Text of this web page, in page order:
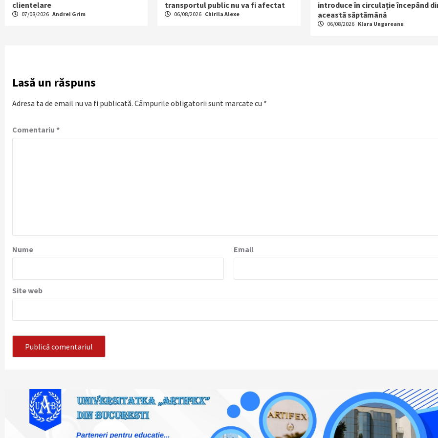
clientelare
07/08/2026 Andrei Grim
transportul public nu va fi afectat
06/08/2026 Chirila Alexe
introduce în circulație începând
această săptămână
06/08/2026 Klara Ungureanu
Lasă un răspuns
Adresa ta de email nu va fi publicată. Câmpurile obligatorii sunt marcate cu *
Comentariu *
Nume Email
Site web